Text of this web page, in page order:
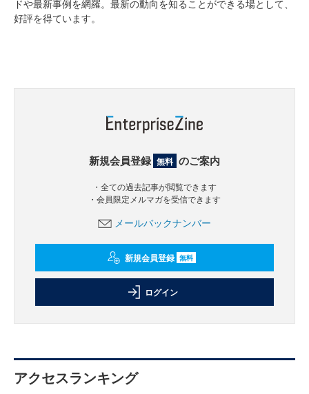
ドや最新事例を網羅。最新の動向を知ることができる場として、
好評を得ています。
新規会員登録 無料 のご案内
・全ての過去記事が閲覧できます
・会員限定メルマガを受信できます
メールバックナンバー
新規会員登録 無料
ログイン
アクセスランキング